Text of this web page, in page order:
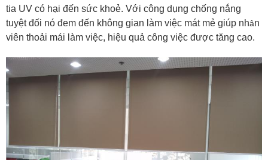
tia UV có hại đến sức khoẻ. Với công dụng chống nắng
tuyệt đối nó đem đến không gian làm việc mát mẻ giúp nhân
viên thoải mái làm việc, hiệu quả công việc được tăng cao.